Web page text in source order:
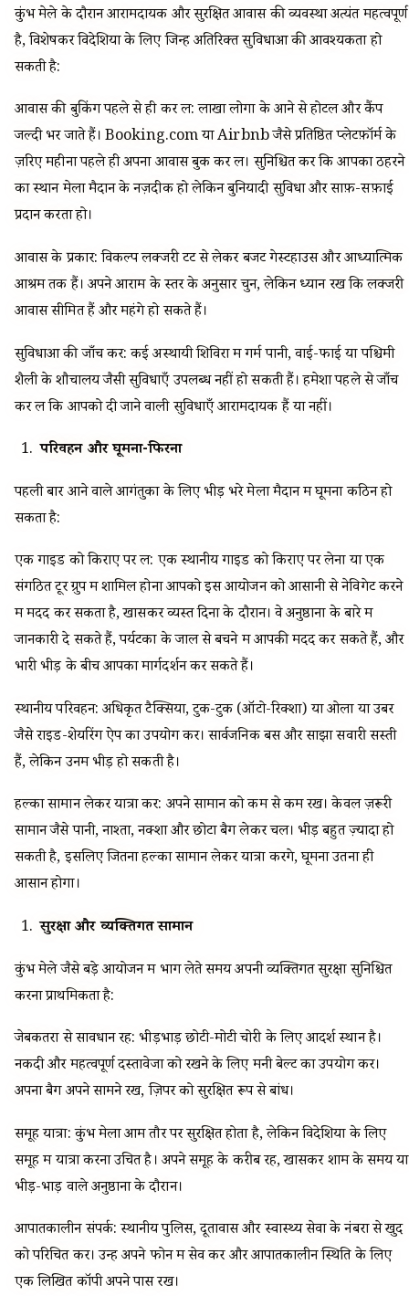
कुंभ मेले के दौरान आरामदायक और सुरक्षित आवास की व्यवस्था अत्यंत महत्वपूर्ण
है, विशेषकर विदेशियों के लिए जिन्हें अतिरिक्त सुविधाओं की आवश्यकता हो
सकती है:
आवास की बुकिंग पहले से ही कर लें: लाखों लोगों के आने से होटल और कैंप
जल्दी भर जाते हैं। Booking.com या Airbnb जैसे प्रतिष्ठित प्लेटफ़ॉर्म के
ज़रिए महीनों पहले ही अपना आवास बुक कर लें। सुनिश्चित करें कि आपका ठहरने
का स्थान मेला मैदान के नज़दीक हो लेकिन बुनियादी सुविधा और साफ़-सफ़ाई
प्रदान करता हो।
आवास के प्रकार: विकल्प लक्जरी टेंट से लेकर बजट गेस्टहाउस और आध्यात्मिक
आश्रम तक हैं। अपने आराम के स्तर के अनुसार चुनें, लेकिन ध्यान रखें कि लक्जरी
आवास सीमित हैं और महंगे हो सकते हैं।
सुविधाओं की जाँच करें: कई अस्थायी शिविरों में गर्म पानी, वाई-फाई या पश्चिमी
शैली के शौचालय जैसी सुविधाएँ उपलब्ध नहीं हो सकती हैं। हमेशा पहले से जाँच
कर लें कि आपको दी जाने वाली सुविधाएँ आरामदायक हैं या नहीं।
परिवहन और घूमना-फिरना
पहली बार आने वाले आगंतुकों के लिए भीड़ भरे मेला मैदान में घूमना कठिन हो
सकता है:
एक गाइड को किराए पर लें: एक स्थानीय गाइड को किराए पर लेना या एक
संगठित टूर ग्रुप में शामिल होना आपको इस आयोजन को आसानी से नेविगेट करने
में मदद कर सकता है, खासकर व्यस्त दिनों के दौरान। वे अनुष्ठानों के बारे में
जानकारी दे सकते हैं, पर्यटकों के जाल से बचने में आपकी मदद कर सकते हैं, और
भारी भीड़ के बीच आपका मार्गदर्शन कर सकते हैं।
स्थानीय परिवहन: अधिकृत टैक्सियों, टुक-टुक (ऑटो-रिक्शा) या ओला या उबर
जैसे राइड-शेयरिंग ऐप का उपयोग करें। सार्वजनिक बसें और साझा सवारी सस्ती
हैं, लेकिन उनमें भीड़ हो सकती है।
हल्का सामान लेकर यात्रा करें: अपने सामान को कम से कम रखें। केवल ज़रूरी
सामान जैसे पानी, नाश्ता, नक्शा और छोटा बैग लेकर चलें। भीड़ बहुत ज़्यादा हो
सकती है, इसलिए जितना हल्का सामान लेकर यात्रा करेंगे, घूमना उतना ही
आसान होगा।
सुरक्षा और व्यक्तिगत सामान
कुंभ मेले जैसे बड़े आयोजन में भाग लेते समय अपनी व्यक्तिगत सुरक्षा सुनिश्चित
करना प्राथमिकता है:
जेबकतरों से सावधान रहें: भीड़भाड़ छोटी-मोटी चोरी के लिए आदर्श स्थान है।
नकदी और महत्वपूर्ण दस्तावेजों को रखने के लिए मनी बेल्ट का उपयोग करें।
अपना बैग अपने सामने रखें, ज़िपर को सुरक्षित रूप से बांधें।
समूह यात्रा: कुंभ मेला आम तौर पर सुरक्षित होता है, लेकिन विदेशियों के लिए
समूह में यात्रा करना उचित है। अपने समूह के करीब रहें, खासकर शाम के समय या
भीड़-भाड़ वाले अनुष्ठानों के दौरान।
आपातकालीन संपर्क: स्थानीय पुलिस, दूतावास और स्वास्थ्य सेवा के नंबरों से खुद
को परिचित करें। उन्हें अपने फोन में सेव करें और आपातकालीन स्थिति के लिए
एक लिखित कॉपी अपने पास रखें।